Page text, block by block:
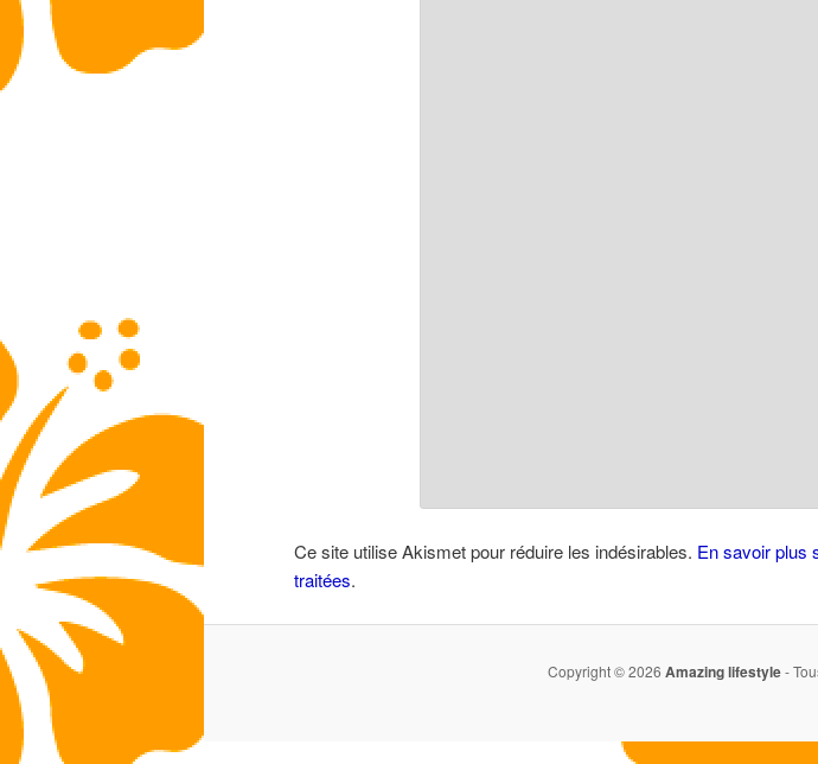
Ce site utilise Akismet pour réduire les indésirables. En savoir plus
traitées.
Copyright © 2026 Amazing lifestyle-